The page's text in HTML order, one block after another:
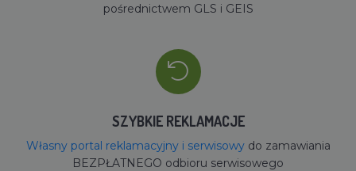
pośrednictwem GLS i GEIS
SZYBKIE REKLAMACJE
Własny portal reklamacyjny i serwisowydo zamawiania
BEZPŁATNEGO odbioru serwisowego